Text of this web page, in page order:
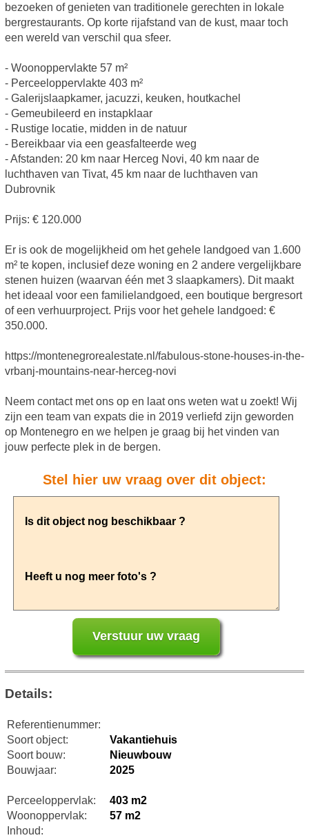
bezoeken of genieten van traditionele gerechten in lokale
bergrestaurants. Op korte rijafstand van de kust, maar toch
een wereld van verschil qua sfeer.
- Woonoppervlakte 57 m²
- Perceeloppervlakte 403 m²
- Galerijslaapkamer, jacuzzi, keuken, houtkachel
- Gemeubileerd en instapklaar
- Rustige locatie, midden in de natuur
- Bereikbaar via een geasfalteerde weg
- Afstanden: 20 km naar Herceg Novi, 40 km naar de
luchthaven van Tivat, 45 km naar de luchthaven van
Dubrovnik
Prijs: € 120.000
Er is ook de mogelijkheid om het gehele landgoed van 1.600
m² te kopen, inclusief deze woning en 2 andere vergelijkbare
stenen huizen (waarvan één met 3 slaapkamers). Dit maakt
het ideaal voor een familielandgoed, een boutique bergresort
of een verhuurproject. Prijs voor het gehele landgoed: €
350.000.
https://montenegrorealestate.nl/fabulous-stone-houses-in-the-
vrbanj-mountains-near-herceg-novi
Neem contact met ons op en laat ons weten wat u zoekt! Wij
zijn een team van expats die in 2019 verliefd zijn geworden
op Montenegro en we helpen je graag bij het vinden van
jouw perfecte plek in de bergen.
Stel hier uw vraag over dit object:
Details:
Referentienummer:
Soort object:
Vakantiehuis
Soort bouw:
Nieuwbouw
Bouwjaar:
2025
Perceeloppervlak:
403 m2
Woonoppervlak:
57 m2
Inhoud: